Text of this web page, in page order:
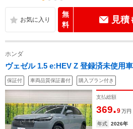
無
料
見積
ホンダ
ヴェゼル 1.5 e:HEV Z 登録済未使用
保証付 車両品質保証書付 購入プラン付き
支払総額
369.9 万円
年式 2026年